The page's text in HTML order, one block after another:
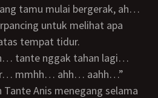
tamu mulai bergerak, ah…
untuk melihat apa
tempat tidur.
mmhh… ahh… aahh…”
Anis menegang selama